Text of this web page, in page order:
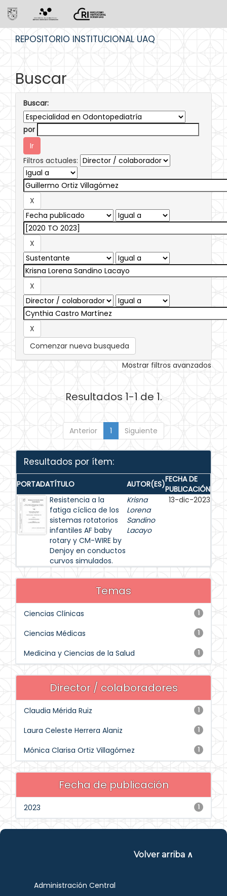
REPOSITORIO INSTITUCIONAL UAQ
Buscar
Buscar:
por
Filtros actuales:
Comenzar nueva busqueda
Mostrar filtros avanzados
Resultados 1-1 de 1.
Anterior 1 Siguiente
Resultados por ítem:
PORTADATÍTULO AUTOR(ES)FECHA DE
PUBLICACIÓN
Resistencia a la
fatiga cíclica de los
sistemas rotatorios
infantiles AF baby
rotary y CM-WIRE by
Denjoy en conductos
curvos simulados.
Krisna
Lorena
Sandino
Lacayo
13-dic-2023
Temas
1
Ciencias Clínicas
1
Ciencias Médicas
1
Medicina y Ciencias de la Salud
Director / colaboradores
1
Claudia Mérida Ruiz
1
Laura Celeste Herrera Alaniz
1
Mónica Clarisa Ortiz Villagómez
Fecha de publicación
1
2023
Volver arriba ∧
Administración Central